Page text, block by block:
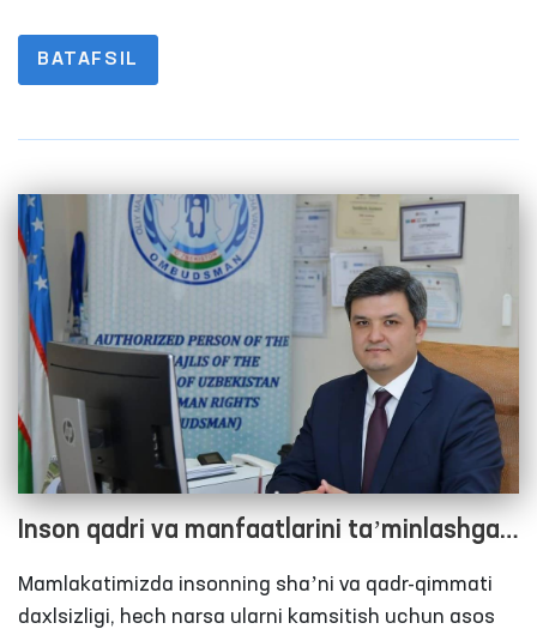
tahrirda qabul qilingan O‘zbekiston Respublikasi
Konstitutsiyasi muqaddimasiga muhrlangan ushbu
BATAFSIL
Inson qadri va manfaatlarini taʼminlashga
qaratilgan tub islohotlar O‘zbekiston uchun
doimo ustuvor
Mamlakatimizda insonning shaʼni va qadr-qimmati
daxlsizligi, hech narsa ularni kamsitish uchun asos